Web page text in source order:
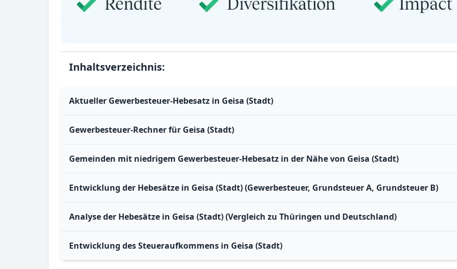
Inhaltsverzeichnis:
Aktueller Gewerbesteuer-Hebesatz in Geisa (Stadt)
Gewerbesteuer-Rechner für Geisa (Stadt)
Gemeinden mit niedrigem Gewerbesteuer-Hebesatz in der Nähe von Geisa (Stadt)
Entwicklung der Hebesätze in Geisa (Stadt) (Gewerbesteuer, Grundsteuer A, Grundsteuer B)
Analyse der Hebesätze in Geisa (Stadt) (Vergleich zu Thüringen und Deutschland)
Entwicklung des Steueraufkommens in Geisa (Stadt)